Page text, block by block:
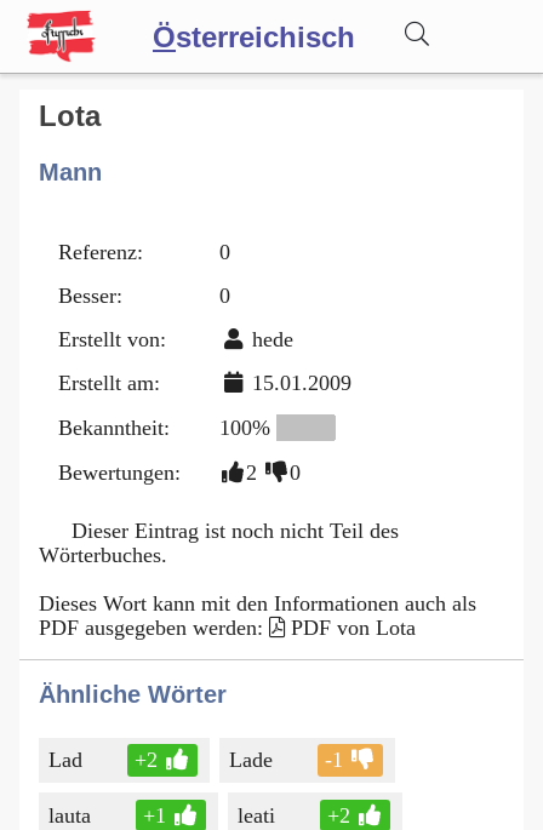
Österreichisch
Wörterbuch
Forum
Blog
Lota
Mann
Referenz:
0
Besser:
0
Erstellt von:
hede
Erstellt am:
15.01.2009
Bekanntheit:
100%
Bewertungen:
2 0
Dieser Eintrag ist noch nicht Teil des
Wörterbuches.
Dieses Wort kann mit den Informationen auch als
PDF ausgegeben werden:
PDF von Lota
Ähnliche Wörter
Lad +2 Lade -1
lauta +1 leati +2